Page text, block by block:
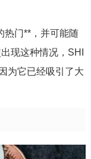
热门**，并可能随
现这种情况，SHI
为它已经吸引了大